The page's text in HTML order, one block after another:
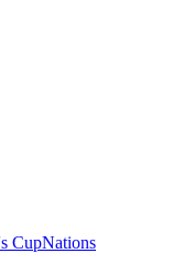
CupNations